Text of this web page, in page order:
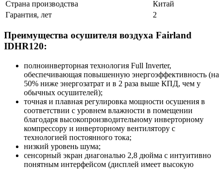
Страна производства
Китай
Гарантия, лет
2
Преимущества осушителя воздуха Fairland
IDHR120:
полноинверторная технология Full Inverter,
обеспечивающая повышенную энергоэффективность (на
50% ниже энергозатрат и в 2 раза выше КПД, чем у
обычных осушителей);
точная и плавная регулировка мощности осушения в
соответствии с уровнем влажности в помещении
благодаря высокопроизводительному инверторному
компрессору и инверторному вентилятору с
технологией постоянного тока;
низкий уровень шума;
сенсорный экран диагональю 2,8 дюйма с интуитивно
понятным интерфейсом (дисплей имеет высокую